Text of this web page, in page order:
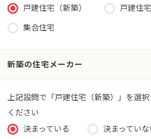
戸建住宅（新築） 戸建住
集合住宅
新築の住宅メーカー
上記設問で「戸建住宅（新築）」を選
ください
決まっている
決まっていな